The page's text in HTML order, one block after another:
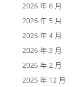
2026 年 6 月
2026 年 5 月
2026 年 4 月
2026 年 3 月
2026 年 2 月
2025 年 12 月